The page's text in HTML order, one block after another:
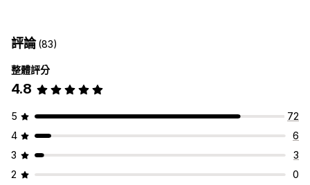
自訂
指派聊天
圖片
多國語言
顯示選項
折疊式功能 自訂範本
評論(83)
整體評分
4.8
5
72
4
6
3
3
2
0